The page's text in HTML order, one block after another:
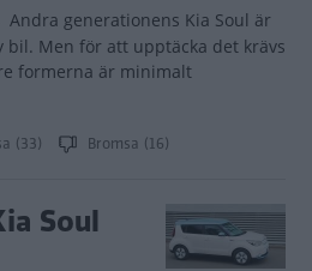
Andra generationens Kia Soul är
Men för att upptäcka det krävs
formerna är minimalt
(33) Bromsa (16)
Soul